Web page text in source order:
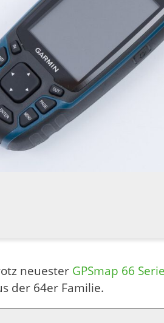
neuester GPSmap 66 Serie
der 64er Familie.